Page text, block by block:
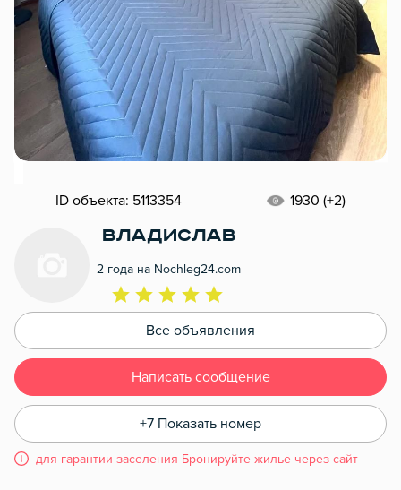
ID объекта: 5113354 1930 (+2)
Владислав
2 года на Nochleg24.com
Все объявления
Написать сообщение
+7 Показать номер
для гарантии заселения Бронируйте жилье через сайт